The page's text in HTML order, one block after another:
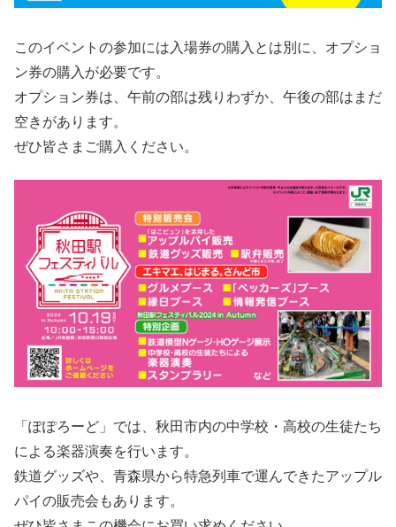
このイベントの参加には入場券の購入とは別に、オプショ
ン券の購入が必要です。
オプション券は、午前の部は残りわずか、午後の部はまだ
空きがあります。
ぜひ皆さまご購入ください。
「ぽぽろーど」では、秋田市内の中学校・高校の生徒たち
による楽器演奏を行います。
鉄道グッズや、青森県から特急列車で運んできたアップル
パイの販売会もあります。